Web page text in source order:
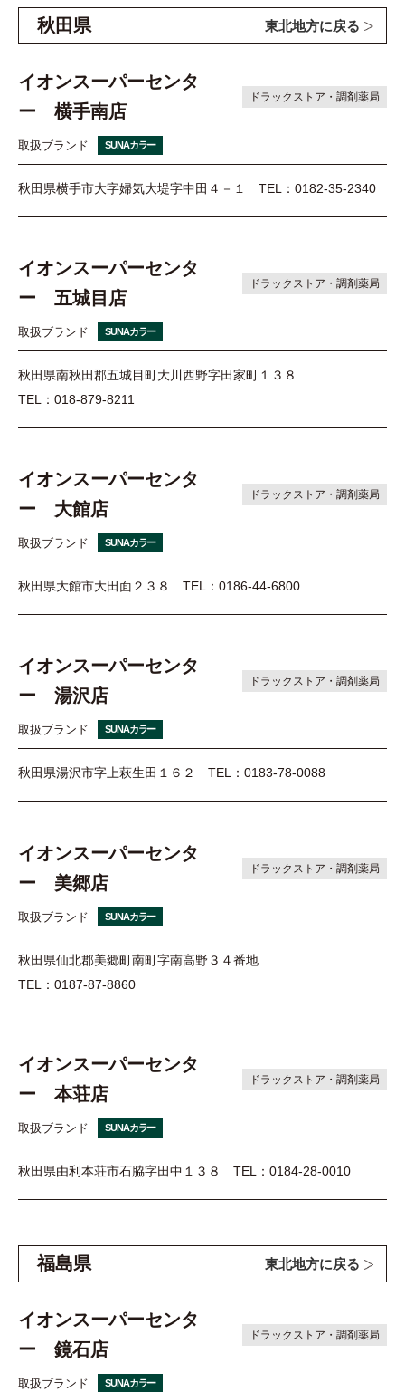
秋田県 東北地方に戻る
イオンスーパーセンタ
ー 横手南店
ドラックストア・調剤薬局
取扱ブランド SUNAカラー
秋田県横手市大字婦気大堤字中田４－１ TEL：0182-35-2340
イオンスーパーセンタ
ー 五城目店
ドラックストア・調剤薬局
取扱ブランド SUNAカラー
秋田県南秋田郡五城目町大川西野字田家町１３８
TEL：018-879-8211
イオンスーパーセンタ
ー 大館店
ドラックストア・調剤薬局
取扱ブランド SUNAカラー
秋田県大館市大田面２３８ TEL：0186-44-6800
イオンスーパーセンタ
ー 湯沢店
ドラックストア・調剤薬局
取扱ブランド SUNAカラー
秋田県湯沢市字上萩生田１６２ TEL：0183-78-0088
イオンスーパーセンタ
ー 美郷店
ドラックストア・調剤薬局
取扱ブランド SUNAカラー
秋田県仙北郡美郷町南町字南高野３４番地
TEL：0187-87-8860
イオンスーパーセンタ
ー 本荘店
ドラックストア・調剤薬局
取扱ブランド SUNAカラー
秋田県由利本荘市石脇字田中１３８ TEL：0184-28-0010
福島県 東北地方に戻る
イオンスーパーセンタ
ー 鏡石店
ドラックストア・調剤薬局
取扱ブランド SUNAカラー